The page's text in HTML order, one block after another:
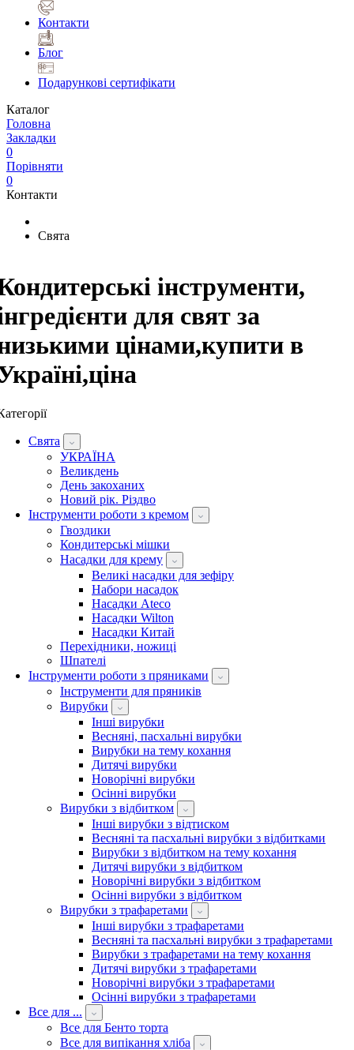
Контакти
Блог
Подарункові сертифікати
Каталог
Головна
Закладки
0
Порівняти
0
Контакти
Свята
інструменти,
для свят за
цінами,купити в
Свята
УКРАЇНА
Великдень
День закоханих
Новий рік. Різдво
Інструменти роботи з кремом
Гвоздики
Кондитерські мішки
Насадки для крему
Великі насадки для зефіру
Набори насадок
Насадки Ateco
Насадки Wilton
Насадки Китай
Перехідники, ножиці
Шпателі
Інструменти роботи з пряниками
Інструменти для пряників
Вирубки
Інші вирубки
Весняні, пасхальні вирубки
Вирубки на тему кохання
Дитячі вирубки
Новорічні вирубки
Осінні вирубки
Вирубки з відбитком
Інші вирубки з відтиском
Весняні та пасхальні вирубки з відбитками
Вирубки з відбитком на тему кохання
Дитячі вирубки з відбитком
Новорічні вирубки з відбитком
Осінні вирубки з відбитком
Вирубки з трафаретами
Інші вирубки з трафаретами
Весняні та пасхальні вирубки з трафаретами
Вирубки з трафаретами на тему кохання
Дитячі вирубки з трафаретами
Новорічні вирубки з трафаретами
Осінні вирубки з трафаретами
Все для ...
Все для Бенто торта
Все для випікання хліба